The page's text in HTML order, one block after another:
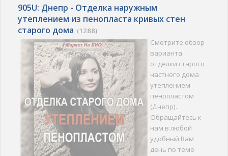
905U: Днепр - Отделка наружным
утеплением из пенопласта кривых стен
старого дома (1288)
Смотрите обзор
варианта
отделки старого
частного дома
утеплением
пенопластом
(Днепр).
Обращайтесь к
нам в любой
удобный Вам
день по теме